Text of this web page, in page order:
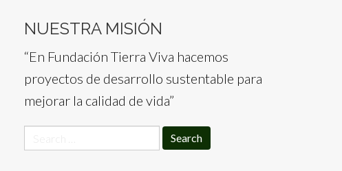
NUESTRA MISIÓN
“En Fundación Tierra Viva hacemos
proyectos de desarrollo sustentable para
mejorar la calidad de vida”
for: